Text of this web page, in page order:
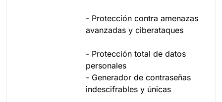
- Protección contra amenazas
avanzadas y ciberataques
- Protección total de datos
personales
- Generador de contraseñas
indescifrables y únicas